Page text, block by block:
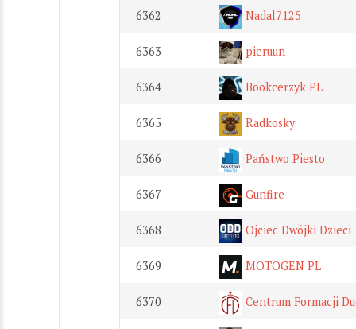
6362 Nadal7125
6363 pieruun
6364 Bookcerzyk PL
6365 Radkosky
6366 Państwo Piesto
6367 Gunfire
6368 Ojciec Dwójki Dzieci
6369 MOTOGEN PL
6370 Centrum Formacji